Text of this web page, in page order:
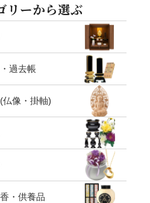
リーから選ぶ
過去帳
仏像・掛軸)
・供養品